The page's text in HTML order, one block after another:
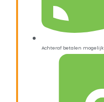
Achteraf betalen mogelijk